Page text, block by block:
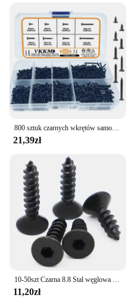
800 sztuk czarnych wkrętów samogwintujących M2 z łbem płaskim, odpowiednich do dekoracji wnętrz, projektów DIY, produktów elektronicznych itp.
21,39zł
10-50szt Czarna 8.8 Stal węglowa Śruba samogwintująca z łbem stożkowym z łbem sześciokątnym M3 M4 M5 M6
11,20zł